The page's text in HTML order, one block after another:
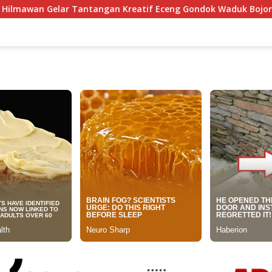
Kreatif Eceng Gondok Waduk Bojongsari, Sediakan